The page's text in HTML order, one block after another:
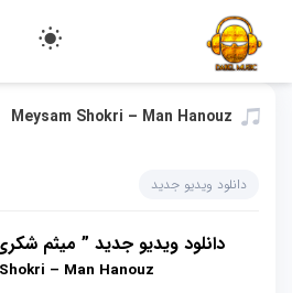
Meysam Shokri – Man Hanouz
دانلود ویدیو جدید
دانلود ویدیو جدید ” میثم
– Man Hanouz